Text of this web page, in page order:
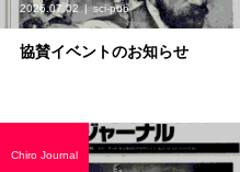
2026.07.02 sci-pub
協賛イベントのお知らせ
Chiro Journal